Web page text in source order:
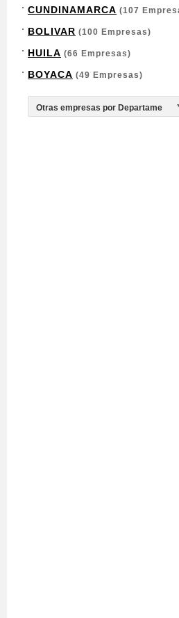
CUNDINAMARCA (107
BOLIVAR (100 Empresas)
HUILA (66 Empresas)
BOYACA (49 Empresas)